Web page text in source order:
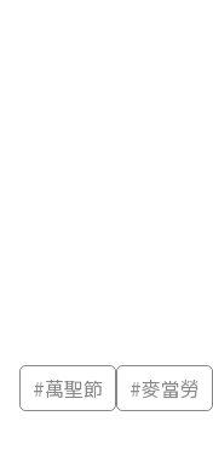
#萬聖節 #麥當勞